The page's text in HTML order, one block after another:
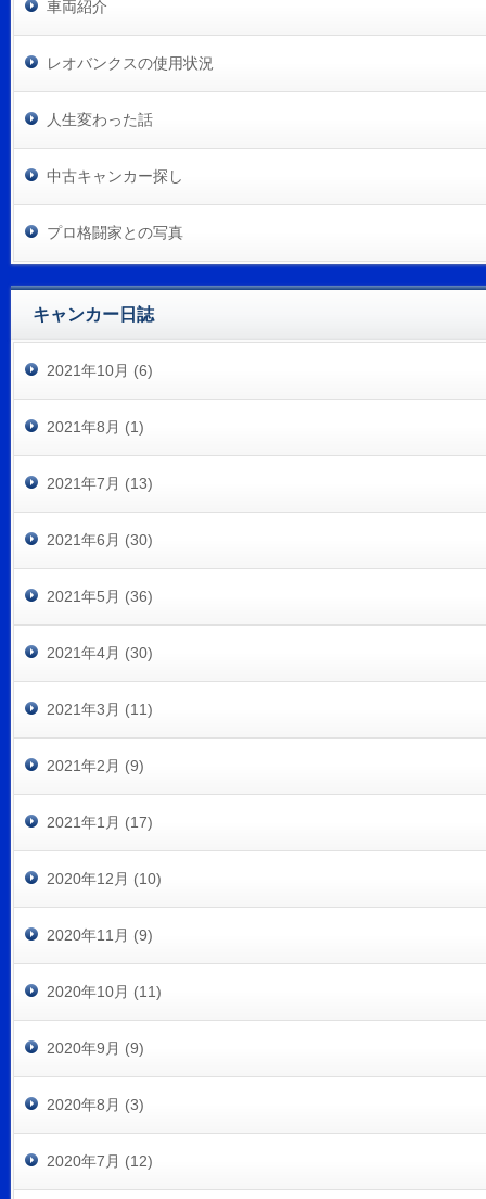
車両紹介
レオバンクスの使用状況
人生変わった話
中古キャンカー探し
プロ格闘家との写真
キャンカー日誌
2021年10月 (6)
2021年8月 (1)
2021年7月 (13)
2021年6月 (30)
2021年5月 (36)
2021年4月 (30)
2021年3月 (11)
2021年2月 (9)
2021年1月 (17)
2020年12月 (10)
2020年11月 (9)
2020年10月 (11)
2020年9月 (9)
2020年8月 (3)
2020年7月 (12)